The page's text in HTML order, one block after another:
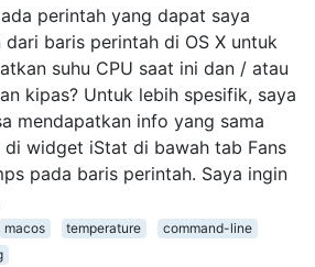
perintah yang dapat saya
dari baris perintah di OS X untuk
suhu CPU saat ini dan / atau
kipas? Untuk lebih spesifik, saya
mendapatkan info yang sama
di widget iStat di bawah tab Fans
pada baris perintah. Saya ingin
macos temperature
command-line